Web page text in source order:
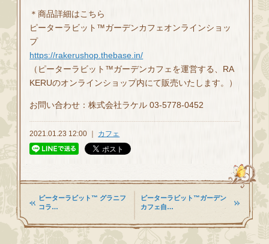
＊商品詳細はこちら
ピーターラビット™ガーデンカフェオンラインショッ
プ
https://rakerushop.thebase.in/
（ピーターラビット™ガーデンカフェを運営する、RA
KERUのオンラインショップ内にて販売いたします。）
お問い合わせ：株式会社ラケル 03-5778-0452
2021.01.23 12:00 ｜ カフェ
ピーターラビット™ グラニフ
コラ…
ピーターラビット™ガーデン
カフェ自…